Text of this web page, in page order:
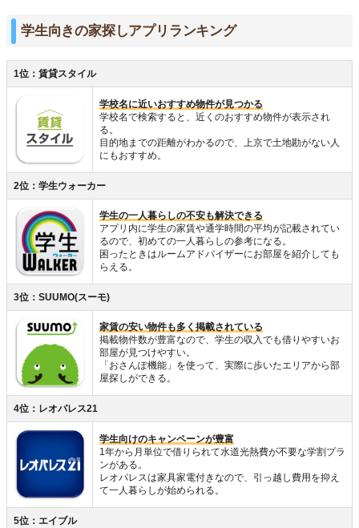
学生向きの家探しアプリランキング
1位：賃貸スタイル
学校名に近いおすすめ物件が見つかる
学校名で検索すると、近くのおすすめ物件が表示され
る。
目的地までの距離がわかるので、上京で土地勘がない人
にもおすすめ。
2位：学生ウォーカー
学生の一人暮らしの不安も解決できる
アプリ内に学生の家賃や通学時間の平均が記載されてい
るので、初めての一人暮らしの参考になる。
困ったときはルームアドバイザーにお部屋を紹介しても
らえる。
3位：SUUMO(スーモ)
家賃の安い物件も多く掲載されている
掲載物件数が豊富なので、学生の収入でも借りやすいお
部屋が見つけやすい。
「おさんぽ機能」を使って、実際に歩いたエリアから部
屋探しができる。
4位：レオパレス21
学生向けのキャンペーンが豊富
1年から月単位で借りられて水道光熱費が不要な学割プラ
ンがある。
レオパレスは家具家電付きなので、引っ越し費用を抑え
て一人暮らしが始められる。
5位：エイブル